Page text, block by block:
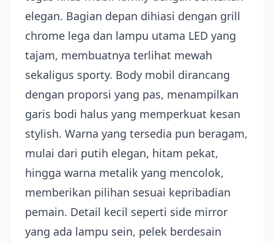
elegan. Bagian depan dihiasi dengan grill
chrome lega dan lampu utama LED yang
tajam, membuatnya terlihat mewah
sekaligus sporty. Body mobil dirancang
dengan proporsi yang pas, menampilkan
garis bodi halus yang memperkuat kesan
stylish. Warna yang tersedia pun beragam,
mulai dari putih elegan, hitam pekat,
hingga warna metalik yang mencolok,
memberikan pilihan sesuai kepribadian
pemain. Detail kecil seperti side mirror
yang ada lampu sein, pelek berdesain